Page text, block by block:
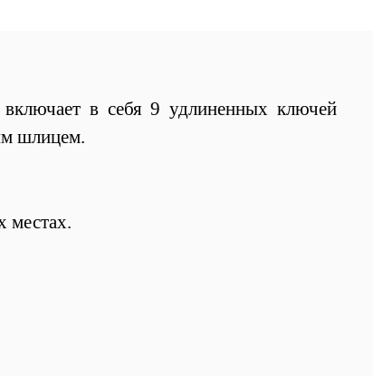
в себя 9 удлиненных ключей
шлицем.
местах.